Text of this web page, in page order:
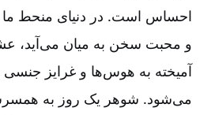
احساس است‌. در دنیای منحط
و محبت سخن به میان می‌آید،
آمیخته به هوس‌ها و غرایز جنسی
می‌شود. شوهر یک روز به